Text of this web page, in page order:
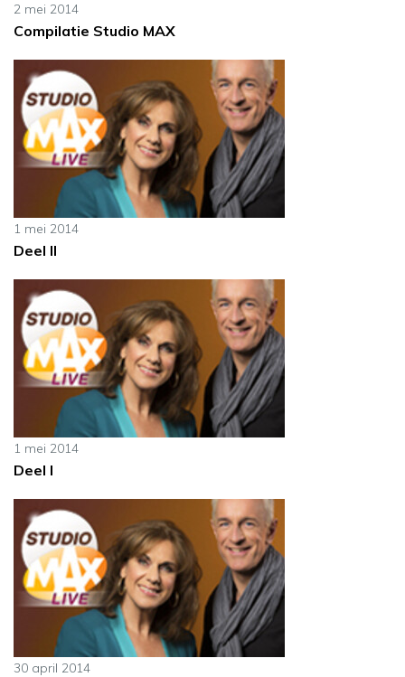
2 mei 2014
Compilatie Studio MAX
1 mei 2014
Deel II
1 mei 2014
Deel I
30 april 2014